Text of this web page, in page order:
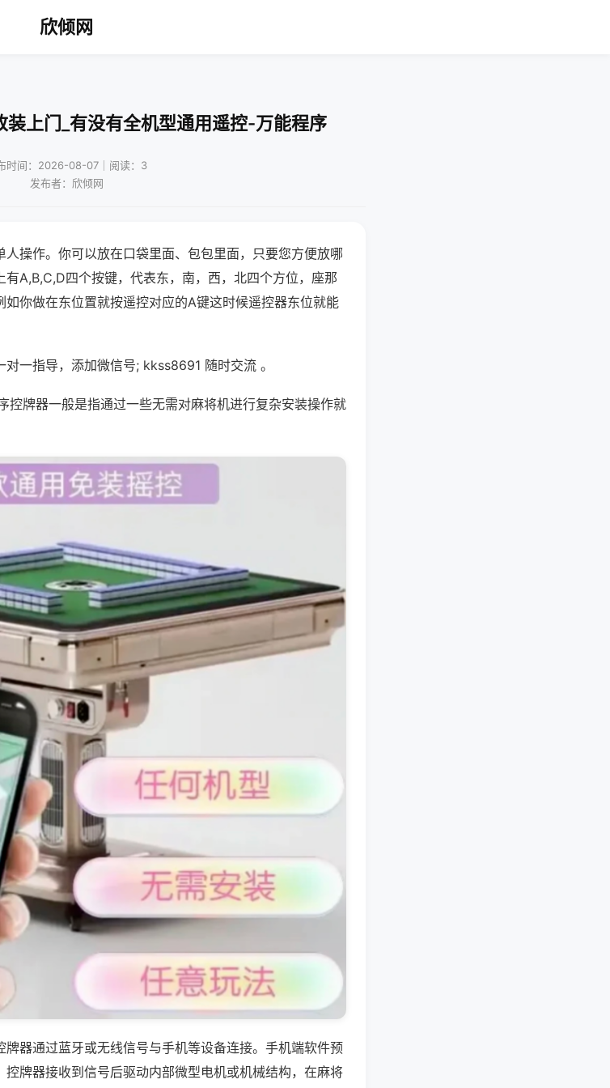
欣倾网
上门_有没有全机型通用遥控-万能程序
时间：2026-08-07｜阅读：3
发布者：欣倾网
操作。你可以放在口袋里面、包包里面，只要您方便放哪
A,B,C,D四个按键，代表东，南，西，北四个方位，座那
你做在东位置就按遥控对应的A键这时候遥控器东位就能
一指导，添加微信号; kkss8691 随时交流 。
控牌器一般是指通过一些无需对麻将机进行复杂安装操作就
器通过蓝牙或无线信号与手机等设备连接。手机端软件预
牌器接收到信号后驱动内部微型电机或机械结构，在麻将